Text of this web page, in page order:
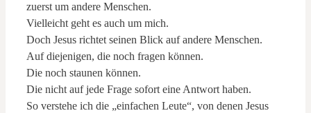
zuerst um andere Menschen.
Vielleicht geht es auch um mich.
Doch Jesus richtet seinen Blick auf andere Menschen.
Auf diejenigen, die noch fragen können.
Die noch staunen können.
Die nicht auf jede Frage sofort eine Antwort haben.
So verstehe ich die „einfachen Leute“, von denen Jesus